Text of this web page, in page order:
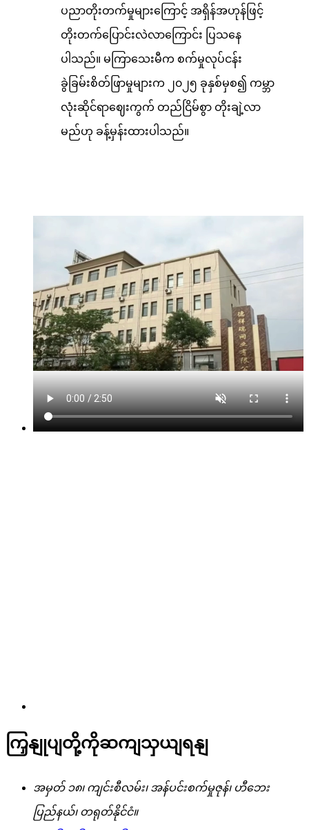
ပညာတိုးတက်မှုများကြောင့် အရှိန်အဟုန်ဖြင့်
တိုးတက်ပြောင်းလဲလာကြောင်း ပြသနေ
ပါသည်။ မကြာသေးမီက စက်မှုလုပ်ငန်း
ခွဲခြမ်းစိတ်ဖြာမှုများက ၂၀၂၅ ခုနှစ်မှစ၍ ကမ္ဘာ
လုံးဆိုင်ရာဈေးကွက် တည်ငြိမ်စွာ တိုးချဲ့လာ
မည်ဟု ခန့်မှန်းထားပါသည်။
ကြှနျုပျတို့ကိုဆကျသှယျရနျ
အမှတ် ၁၈၊ ကျင်းစီလမ်း၊ အန်ပင်းစက်မှုဇုန်၊ ဟီဘေး
ပြည်နယ်၊ တရုတ်နိုင်ငံ။